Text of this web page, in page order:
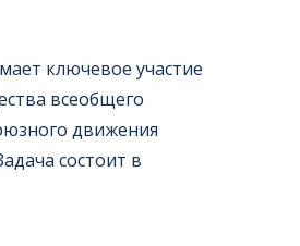
ключевое участие
всеобщего
движения
состоит в